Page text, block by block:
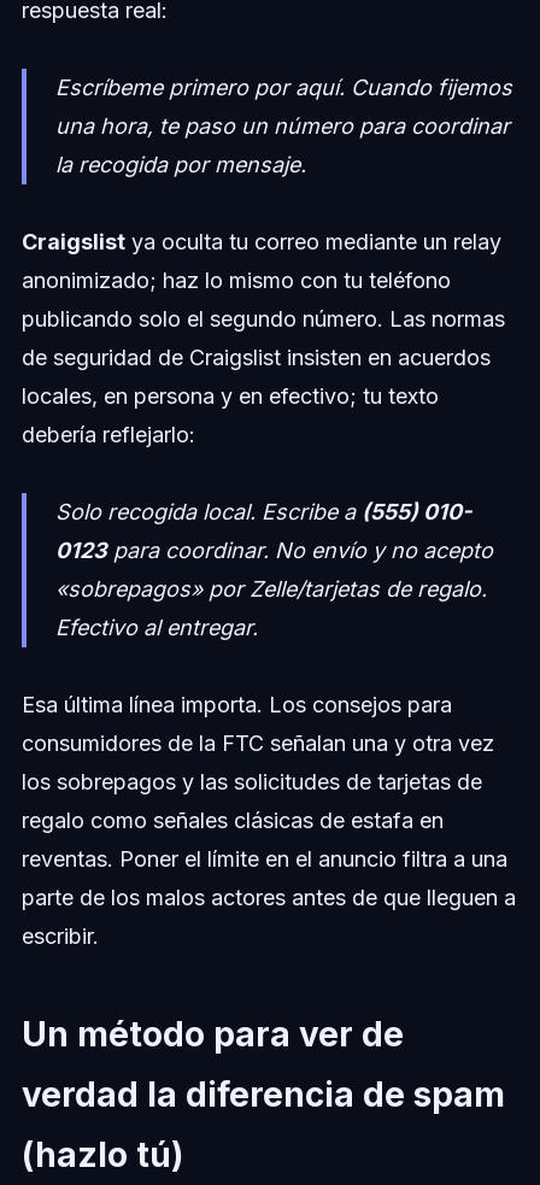
respuesta real:
Escríbeme primero por aquí. Cuando fijemos
una hora, te paso un número para coordinar
la recogida por mensaje.
Craigslistya oculta tu correo mediante un relay
anonimizado; haz lo mismo con tu teléfono
publicando solo el segundo número. Las normas
de seguridad de Craigslist insisten en acuerdos
locales, en persona y en efectivo; tu texto
debería reflejarlo:
Solo recogida local. Escribe a (555) 010-
0123para coordinar. No envío y no acepto
«sobrepagos» por Zelle/tarjetas de regalo.
Efectivo al entregar.
Esa última línea importa. Los consejos para
consumidores de la FTC señalan una y otra vez
los sobrepagos y las solicitudes de tarjetas de
regalo como señales clásicas de estafa en
reventas. Poner el límite en el anuncio filtra a una
parte de los malos actores antes de que lleguen a
escribir.
Un método para ver de
verdad la diferencia de spam
(hazlo tú)